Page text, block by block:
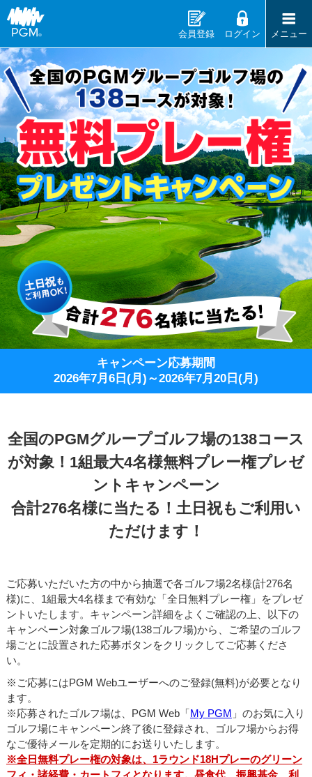
会員登録 ログイン メニュー
キャンペーン応募期間
2026年7月6日(月)～2026年7月20日(月)
全国のPGMグループゴルフ場の138コース
が対象！1組最大4名様無料プレー権プレゼ
ントキャンペーン
合計276名様に当たる！土日祝もご利用い
ただけます！
ご応募いただいた方の中から抽選で各ゴルフ場2名様(計276名
様)に、1組最大4名様まで有効な「全日無料プレー権」をプレゼ
ントいたします。キャンペーン詳細をよくご確認の上、以下の
キャンペーン対象ゴルフ場(138ゴルフ場)から、ご希望のゴルフ
場ごとに設置された応募ボタンをクリックしてご応募くださ
い。
※ご応募にはPGM Webユーザーへのご登録(無料)が必要となり
ます。
※応募されたゴルフ場は、PGM Web「My PGM 」のお気に入り
ゴルフ場にキャンペーン終了後に登録され、ゴルフ場からお得
なご優待メールを定期的にお送りいたします。
※全日無料プレー権の対象は、1ラウンド18Hプレーのグリーン